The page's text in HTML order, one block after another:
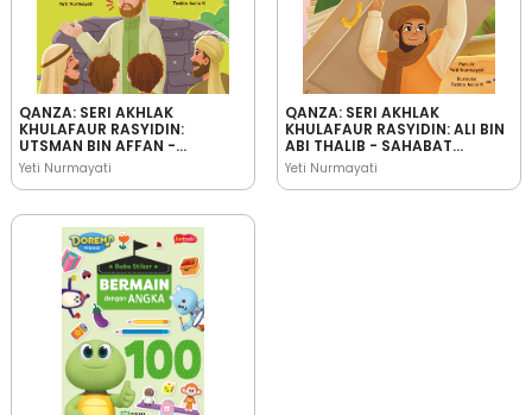
QANZA: SERI AKHLAK
KHULAFAUR RASYIDIN:
UTSMAN BIN AFFAN -
SAHABAT RASULULLAH YANG
PANDAI MENJAGA IFFAH
Yeti Nurmayati
QANZA: SERI AKHLAK
KHULAFAUR RASYIDIN: ALI BIN
ABI THALIB - SAHABAT
RASULULLAH YANG
PEMBERANI
Yeti Nurmayati